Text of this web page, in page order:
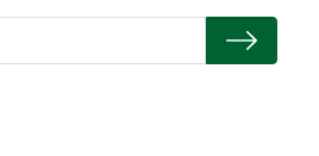
EPD-dokumenteista
vertailukelpoisuus?